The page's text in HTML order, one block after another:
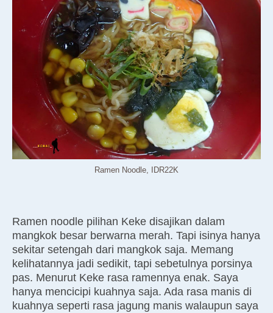
Ramen Noodle, IDR22K
Ramen noodle pilihan Keke disajikan dalam
mangkok besar berwarna merah. Tapi isinya hanya
sekitar setengah dari mangkok saja. Memang
kelihatannya jadi sedikit, tapi sebetulnya porsinya
pas. Menurut Keke rasa ramennya enak. Saya
hanya mencicipi kuahnya saja. Ada rasa manis di
kuahnya seperti rasa jagung manis walaupun saya